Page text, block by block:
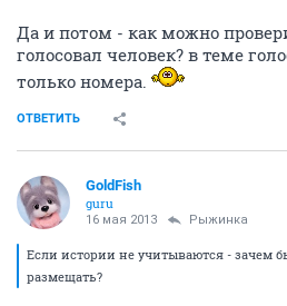
Да и потом - как можно
голосовал человек? в теме
только номера.
ОТВЕТИТЬ
GoldFish
guru
16 мая 2013 Рыжинка
Если истории не учитываются - зачем
размещать?